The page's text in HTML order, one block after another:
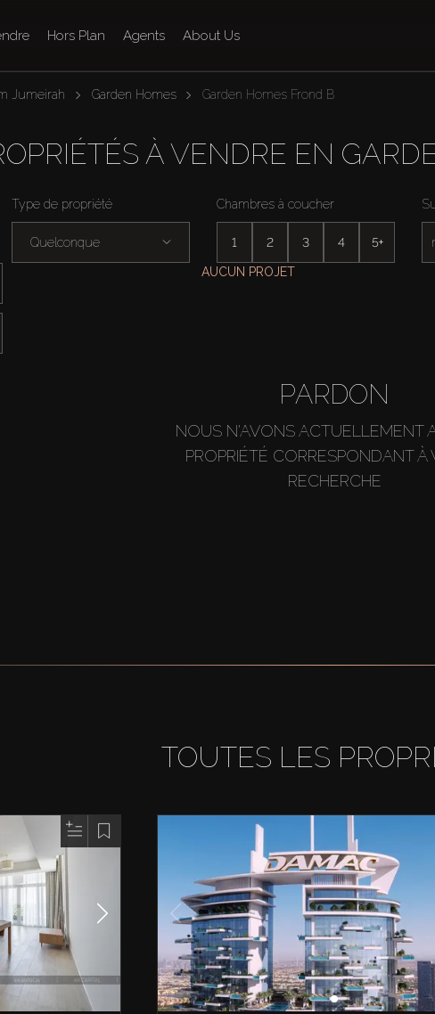
Hors Plan Agents About Us
Jumeirah Garden Homes Garden Homes Frond B
À VENDRE EN
Type de propriété
Quelconque
Chambres à coucher
1 2 3 4 5+
AUCUN PROJET
PARDON
NOUS N'AVONS ACTUELLEMENT
PROPRIÉTÉ CORRESPONDANT À
RECHERCHE
TOUTES LES